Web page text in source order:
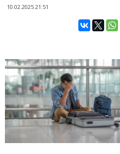
10.02.2025 21:51